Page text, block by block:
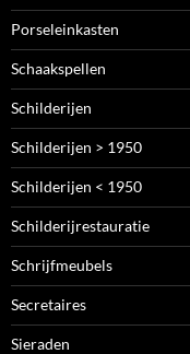
Porseleinkasten
Schaakspellen
Schilderijen
Schilderijen > 1950
Schilderijen < 1950
Schilderijrestauratie
Schrijfmeubels
Secretaires
Sieraden